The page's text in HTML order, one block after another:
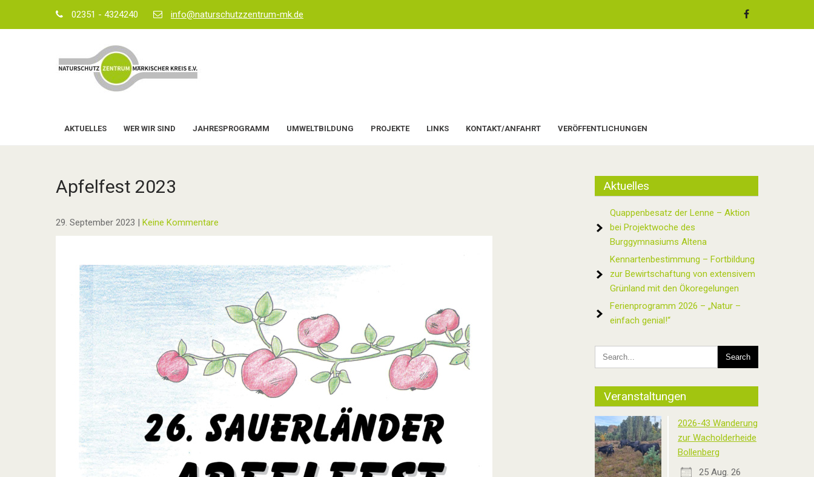
02351 - 4324240 info@naturschutzzentrum-mk.de
AKTUELLES WER WIR SIND JAHRESPROGRAMM UMWELTBILDUNG PROJEKTE LINKS KONTAKT/ANFAHRT VERÖFFENTLICHUNGEN
Apfelfest 2023
29. September 2023 | Keine Kommentare
Aktuelles
Quappenbesatz der Lenne – Aktion
bei Projektwoche des
Burggymnasiums Altena
Kennartenbestimmung – Fortbildung
zur Bewirtschaftung von extensivem
Grünland mit den Ökoregelungen
Ferienprogramm 2026 – „Natur –
einfach genial!“
Veranstaltungen
2026-43 Wanderung
zur Wacholderheide
Bollenberg
25 Aug. 26